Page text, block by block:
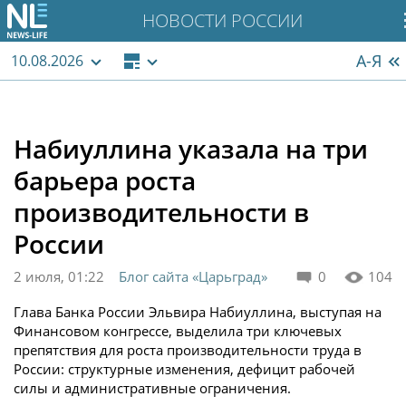
НОВОСТИ РОССИИ
10.08.2026 А-Я
Набиуллина указала на три
барьера роста
производительности в
России
0 104
2 июля, 01:22
Блог сайта «Царьград»
Глава Банка России Эльвира Набиуллина, выступая на
Финансовом конгрессе, выделила три ключевых
препятствия для роста производительности труда в
России: структурные изменения, дефицит рабочей
силы и административные ограничения.